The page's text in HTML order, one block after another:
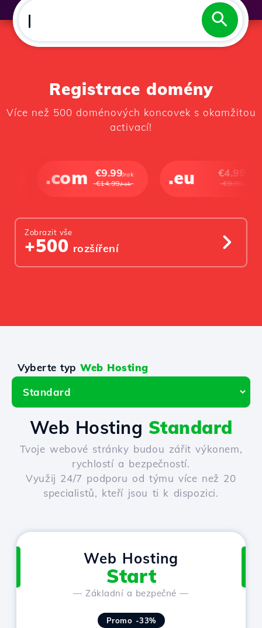
V
Registrace domény
Více než 500 doménových koncovek s okamžitou
activací!
.com €9.99/rok
€14.99/rok .eu €4.99/rok
€9.99/rok
Zobrazit vše
+500 rozšíření
Vyberte typ Web Hosting
Web Hosting Standard
Tvoje webové stránky budou zářit výkonem,
rychlostí a bezpečností.
Využij 24/7 podporu od týmu více než 20
specialistů, kteří jsou ti k dispozici.
Web Hosting
Start
— Základní a bezpečné —
Promo -33%